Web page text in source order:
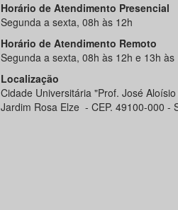
Horário de Atendimento Presencial
Segunda a sexta, 08h às 12h
Horário de Atendimento Remoto
Segunda a sexta, 08h às 12h e 13h às
Localização
Cidade Universitária "Prof. José
Jardim Rosa Elze - CEP. 49100-000 -